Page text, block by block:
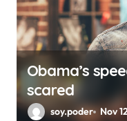
Obama’s
scared
soy.poder Nov